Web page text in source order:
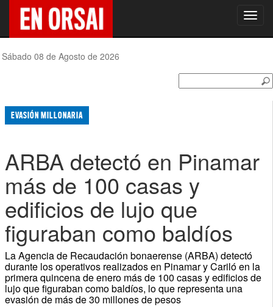
Sábado 08 de Agosto de 2026
EVASIÓN MILLONARIA
ARBA detectó en Pinamar
más de 100 casas y
edificios de lujo que
figuraban como baldíos
La Agencia de Recaudación bonaerense (ARBA) detectó
durante los operativos realizados en Pinamar y Cariló en la
primera quincena de enero más de 100 casas y edificios de
lujo que figuraban como baldíos, lo que representa una
evasión de más de 30 millones de pesos